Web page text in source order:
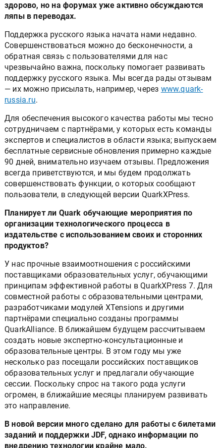
здорово, но на форумах уже активно обсуждаются
ляпы в переводах.
Поддержка русского языка начата нами недавно.
Совершенствоваться можно до бесконечности, а
обратная связь с пользователями для нас
чрезвычайно важна, поскольку помогает развивать
поддержку русского языка. Мы всегда рады отзывам
— их можно присылать, например, через www.quark-
russia.ru.
Для обеспечения высокого качества работы мы тесно
сотрудничаем с партнёрами, у которых есть команды
экспертов и специалистов в области языка; выпускаем
бесплатные сервисные обновления примерно каждые
90 дней, внимательно изучаем отзывы. Предложения
всегда приветствуются, и мы будем продолжать
совершенствовать функции, о которых сообщают
пользователи, в следующей версии QuarkXPress.
Планирует ли Quark обучающие мероприятия по
организации технологического процесса в
издательстве с использованием своих и сторонних
продуктов?
У нас прочные взаимоотношения с российскими
поставщиками образовательных услуг, обучающими
принципам эффективной работы в QuarkXPress 7. Для
совместной работы с образовательными центрами,
разработчиками модулей XTensions и другими
партнёрами специально созданы программы
QuarkAlliance. В ближайшем будущем рассчитываем
создать новые экспертно-консультационные и
образовательные центры. В этом году мы уже
несколько раз посещали российских поставщиков
образовательных услуг и предлагали обучающие
сессии. Поскольку спрос на такого рода услуги
огромен, в ближайшие месяцы планируем развивать
это направление.
В новой версии много сделано для работы с билетами
заданий и поддержки JDF, однако информации по
внедрению технологии крайне мало.